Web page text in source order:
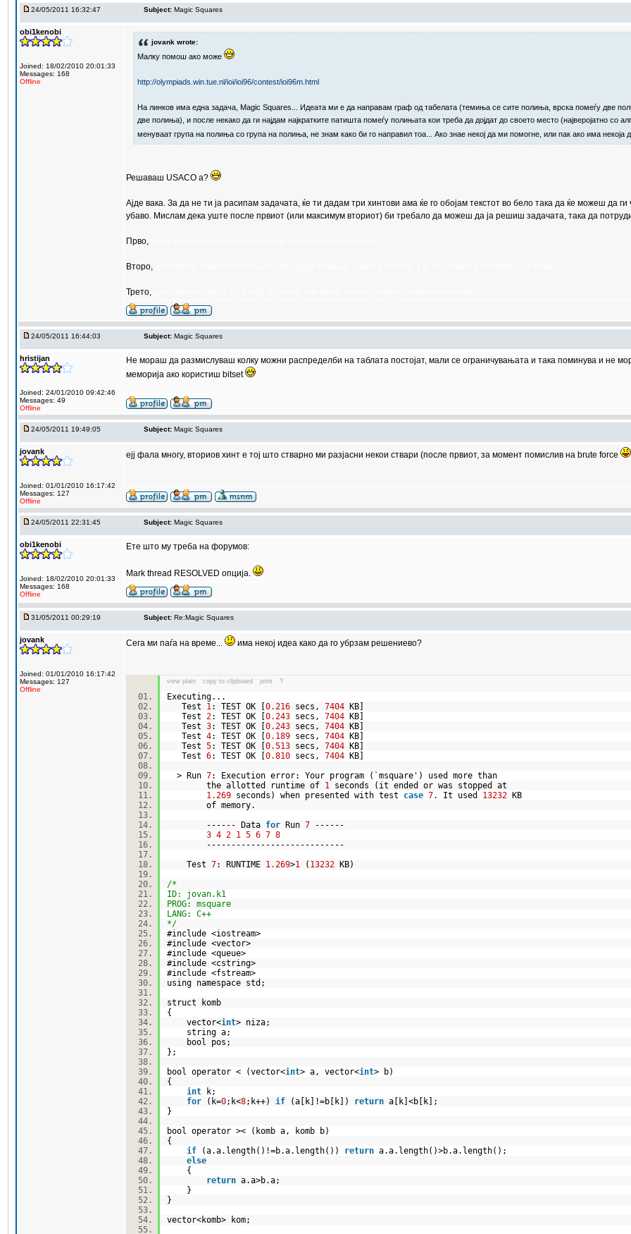
24/05/2011 16:32:47 Subject: Magic Squares
obi1kenobi
Joined: 18/02/2010 20:01:33
Messages: 168
Offline
jovank wrote:
Малку помош ако може
http://olympiads.win.tue.nl/ioi/ioi96/contest/ioi96m.html
На линков има една задача, Magic Squares... Идеата ми е да направам граф од табелата (темиња се сите полиња, врска помеѓу две
две полиња), и после некако да ги најдам најкратките патишта помеѓу полињата кои треба да дојдат до своето место (најверојатно со
менуваат група на полиња со група на полиња, не знам како би го направил тоа... Ако знае некој да ми помогне, или пак ако има некоја
Решаваш USACO а?
Ајде вака. За да не ти ја расипам задачата, ќе ти дадам три хинтови ама ќе го обојам текстот во бело така да ќе можеш
убаво. Мислам дека уште после првиот (или максимум вториот) би требало да можеш да ја решиш задачата, така да
Прво,
Второ,
Трето,
24/05/2011 16:44:03 Subject: Magic Squares
hristijan
Joined: 24/01/2010 09:42:46
Messages: 49
Offline
Не мораш да размислуваш колку можни распределби на таблата постојат, мали се ограничувањата и така поминува и не
меморија ако користиш bitset
24/05/2011 19:49:05 Subject: Magic Squares
jovank
Joined: 01/01/2010 16:17:42
Messages: 127
Offline
ејј фала многу, вториов хинт е тој што стварно ми разјасни некои ствари (после првиот, за момент помислив на brute force
24/05/2011 22:31:45 Subject: Magic Squares
obi1kenobi
Joined: 18/02/2010 20:01:33
Messages: 168
Offline
Ете што му треба на форумов:
Mark thread RESOLVED опција.
31/05/2011 00:29:19 Subject: Re:Magic Squares
jovank
Joined: 01/01/2010 16:17:42
Messages: 127
Offline
Сега ми паѓа на време... има некој идеа како да го убрзам решениево?
view plain copy to clipboard print ?
Executing...
Test 1: TEST OK [ 0.216 secs, 7404 KB]
Test 2: TEST OK [ 0.243 secs, 7404 KB]
Test 3: TEST OK [ 0.243 secs, 7404 KB]
Test 4: TEST OK [ 0.189 secs, 7404 KB]
Test 5: TEST OK [ 0.513 secs, 7404 KB]
Test 6: TEST OK [ 0.810 secs, 7404 KB]
> Run 7: Execution error: Your program (`msquare') used more than
the allotted runtime of 1 seconds (it ended or was stopped at
1.269 seconds) when presented with test case 7. It used 13232 KB
of memory.
------ Data for Run 7 ------
3 4 2 1 5 6 7 8
----------------------------
Test 7: RUNTIME 1.269>1 ( 13232 KB)
/*
ID: jovan.k1
PROG: msquare
LANG: C++
*/
#include <iostream>
#include <vector>
#include <queue>
#include <cstring>
#include <fstream>
using namespace std;
struct komb
{
vector<int> niza;
string a;
bool pos;
};
bool operator < (vector<int> a, vector<int> b)
{
int k;
for (k=0;k<8;k++) if (a[k]!=b[k]) return a[k]<b[k];
}
bool operator >< (komb a, komb b)
{
if (a.a.length()!=b.a.length()) return a.a.length()>b.a.length();
else
{
return a.a>b.a;
}
}
vector<komb> kom;